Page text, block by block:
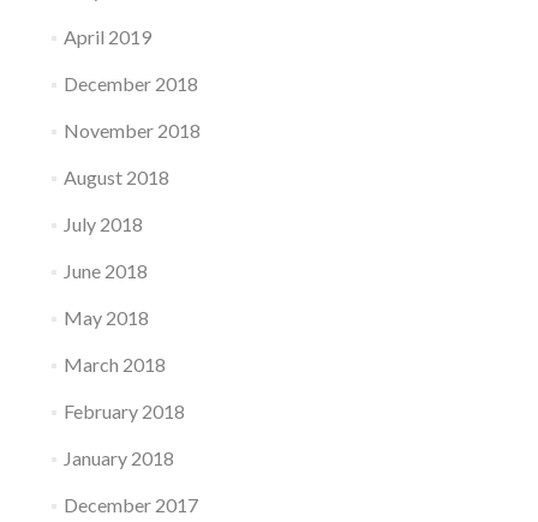
April 2019
December 2018
November 2018
August 2018
July 2018
June 2018
May 2018
March 2018
February 2018
January 2018
December 2017